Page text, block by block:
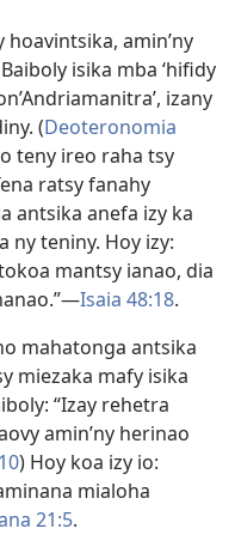
amin’ny
isika mba ‘hifidy
izany
(Deoteronomia
teny ireo raha tsy
ratsy fanahy
antsika anefa izy ka
ny teniny. Hoy izy:
mantsy ianao, dia
Isaia 48:18.
mahatonga antsika
miezaka mafy isika
“Izay rehetra
amin’ny herinao
) Hoy koa izy io:
mialoha
21:5.